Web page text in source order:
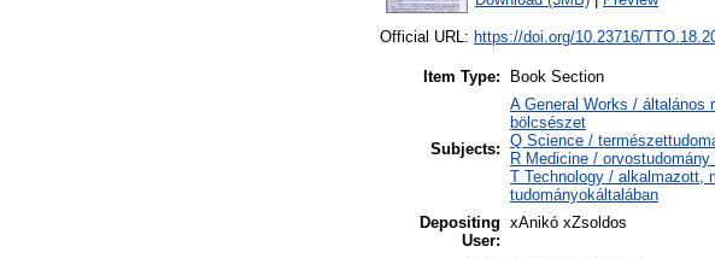
Official URL: https://doi.org/10.23716/
Item Type: Book Section
Subjects:
A General Works / általános
bölcsészet
Q Science /
R Medicine /
T Technology / alkalmazott,
tudományokáltalában
Depositing
User:
xAnikó xZsoldos